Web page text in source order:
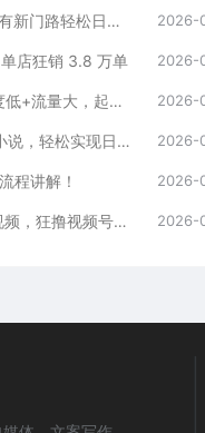
2026最新多多虚拟0.01玩法虚拟也有新门路轻松日入2500! 2026-
店狂销 3.8 万单 2026-
公众号流量主之拍照技巧赛道，难度低+流量大，起号第一篇就爆了10w阅读！ 2026-
26年最新风口项目，AI工具创作写小说，轻松实现日入1000+ 2026-
程讲解！ 2026-
最新：视频号AI一键生成武侠风格视频，狂撸视频号分成收益，学完轻松日入1000+ 2026-